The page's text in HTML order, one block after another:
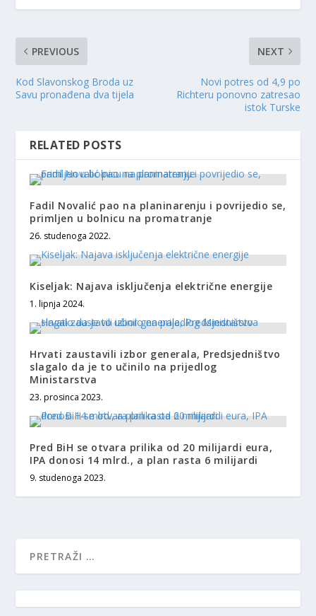
PREVIOUS
Kod Slavonskog Broda uz
Savu pronađena dva tijela
NEXT
Novi potres od 4,9 po
Richteru ponovno zatresao
istok Turske
RELATED POSTS
Fadil Novalić pao na planinarenju i povrijedio se,
primljen u bolnicu na promatranje
26. studenoga 2022.
Kiseljak: Najava isključenja električne energije
1. lipnja 2024.
Hrvati zaustavili izbor generala, Predsjedništvo
slagalo da je to učinilo na prijedlog
Ministarstva
23. prosinca 2023.
Pred BiH se otvara prilika od 20 milijardi eura,
IPA donosi 14 mlrd., a plan rasta 6 milijardi
9. studenoga 2023.